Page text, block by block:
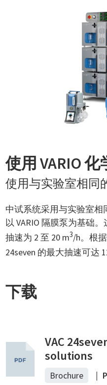
使用 VARIO
使用与实验室相同
中试系统采用与实验室相
以 VARIO 隔膜泵为基础
抽速为 2 至 20 m3/h。根
24seven 的最大抽速可达
下载
VAC
solutions
Brochure |